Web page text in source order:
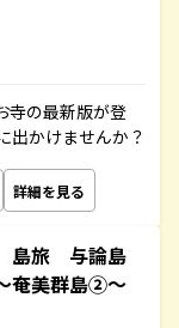
寺の最新版が登
出かけませんか？
詳細を見る
島旅 与論島
奄美群島②～